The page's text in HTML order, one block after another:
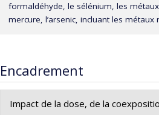
formaldéhyde, le sélénium, les
mercure, l’arsenic, incluant les métaux
Encadrement
Impact de la dose, de la